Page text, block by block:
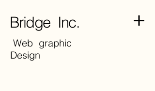
Bridge Inc.
Web graphic
Design